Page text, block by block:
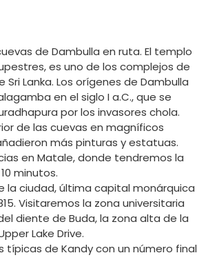
de Dambulla en ruta. El templo
es uno de los complejos de
Lanka. Los orígenes de Dambulla
en el siglo I a.C., que se
por los invasores chola.
de las cuevas en magníficos
más pinturas y estatuas.
en Matale, donde tendremos la
minutos.
la ciudad, última capital monárquica
Visitaremos la zona universitaria
diente de Buda, la zona alta de la
Lake Drive.
de Kandy con un número final